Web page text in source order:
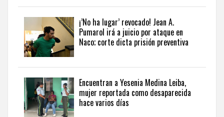
¡’No ha lugar’ revocado! Jean A.
Pumarol irá a juicio por ataque en
Naco; corte dicta prisión preventiva
Encuentran a Yesenia Medina Leiba,
mujer reportada como desaparecida
hace varios días